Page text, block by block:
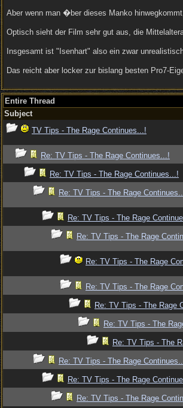
Aber wenn man �ber dieses Manko
Optisch sieht der Film sehr gut aus, die
Insgesamt ist "Isenhart" also ein zwar
Das reicht aber locker zur bislang besten Pro7-
Entire Thread
Subject
TV Tips - The Rage Continues...!
Re: TV Tips - The Rage Continues...!
Re: TV Tips - The Rage Continues...!
Re: TV Tips - The Rage
Re: TV Tips - The Rage
Re: TV Tips - The Rage
Re: TV Tips - The Rage
Re: TV Tips - The Rage
Re: TV Tips - The Rage
Re: TV Tips - The
Re: TV Tips - The
Re: TV Tips - The Rage
Re: TV Tips - The Rage
Re: TV Tips - The Rage